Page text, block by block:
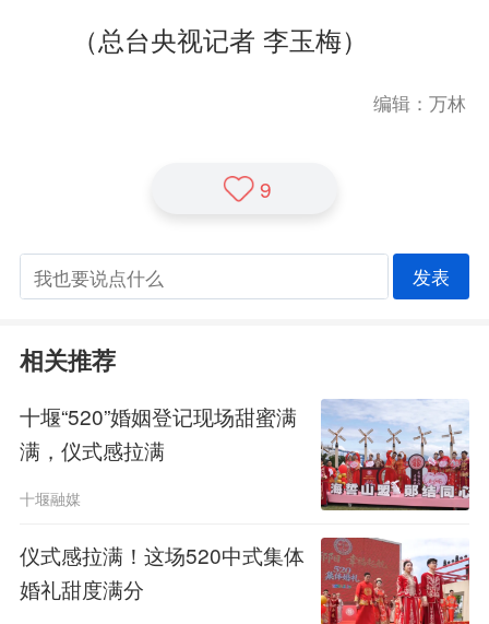
（总台央视记者 李玉梅）
编辑：万林
9
发表
相关推荐
十堰“520”婚姻登记现场甜蜜满
满，仪式感拉满
十堰融媒
仪式感拉满！这场520中式集体
婚礼甜度满分